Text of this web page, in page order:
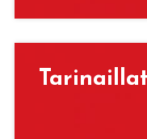
Ta­ri­nail­lat